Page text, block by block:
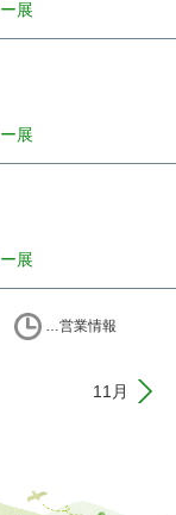
展
展
展
…営業情報
11月